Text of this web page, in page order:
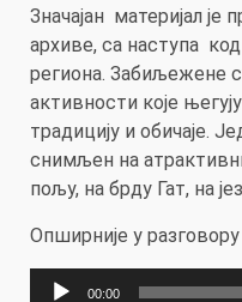
Значајан материјал
архиве, са наступа
региона. Забиљежене
активности које
традицију и обичаје.
снимљен на
пољу, на брду Гат, на
Опширније у разговору
Прегледач
00:00